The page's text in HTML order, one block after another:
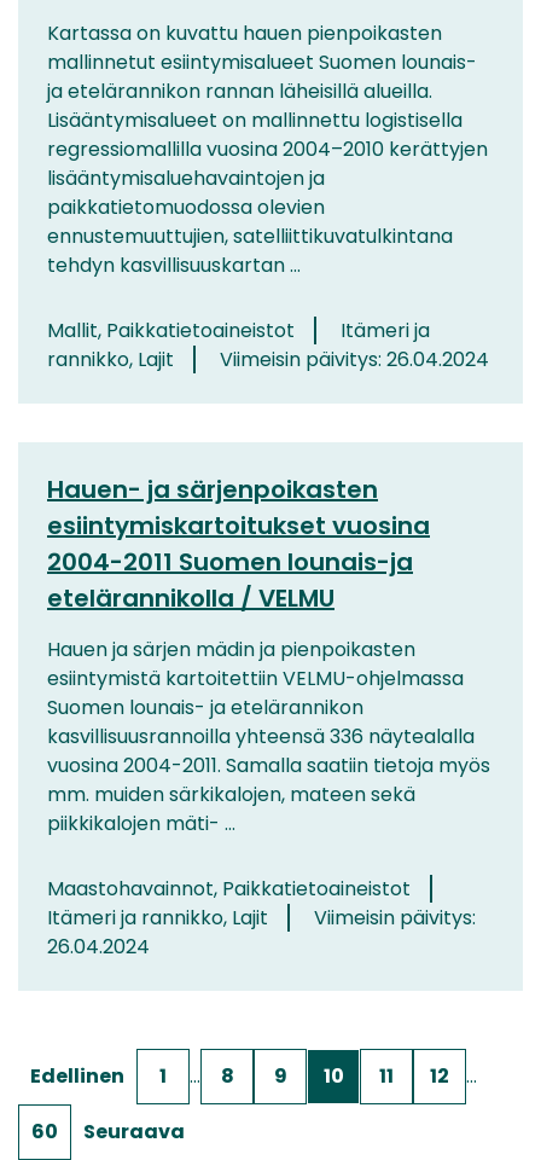
Kartassa on kuvattu hauen pienpoikasten
mallinnetut esiintymisalueet Suomen lounais-
ja etelärannikon rannan läheisillä alueilla.
Lisääntymisalueet on mallinnettu logistisella
regressiomallilla vuosina 2004–2010 kerättyjen
lisääntymisaluehavaintojen ja
paikkatietomuodossa olevien
ennustemuuttujien, satelliittikuvatulkintana
tehdyn kasvillisuuskartan ...
Mallit, Paikkatietoaineistot
Itämeri ja
rannikko, Lajit
Viimeisin päivitys: 26.04.2024
Hauen- ja särjenpoikasten
esiintymiskartoitukset vuosina
2004-2011 Suomen lounais-ja
etelärannikolla / VELMU
Hauen ja särjen mädin ja pienpoikasten
esiintymistä kartoitettiin VELMU-ohjelmassa
Suomen lounais- ja etelärannikon
kasvillisuusrannoilla yhteensä 336 näytealalla
vuosina 2004-2011. Samalla saatiin tietoja myös
mm. muiden särkikalojen, mateen sekä
piikkikalojen mäti- ...
Maastohavainnot, Paikkatietoaineistot
Itämeri ja rannikko, Lajit
Viimeisin päivitys:
26.04.2024
Edellinen 1 … 8 9 10 11 12
…
60
Seuraava